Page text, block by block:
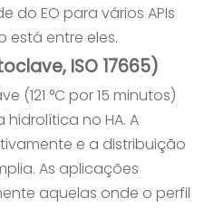
do EO para vários APIs
está entre eles.
ISO 17665)
(121 °C por 15 minutos)
no HA. A
e a distribuição
As aplicações
aquelas onde o perfil